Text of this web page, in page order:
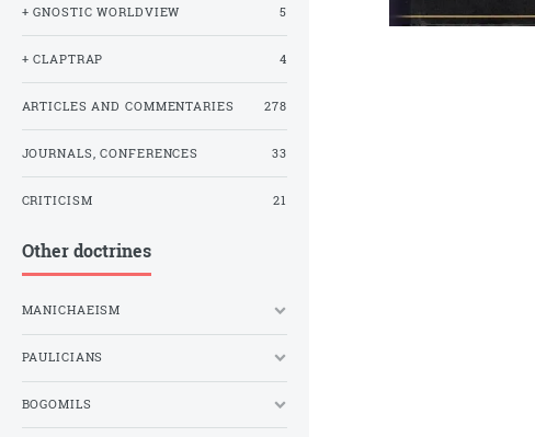
+ GNOSTIC WORLDVIEW 5
+ CLAPTRAP 4
ARTICLES AND COMMENTARIES 278
JOURNALS, CONFERENCES 33
CRITICISM 21
Other doctrines
MANICHAEISM
PAULICIANS
BOGOMILS